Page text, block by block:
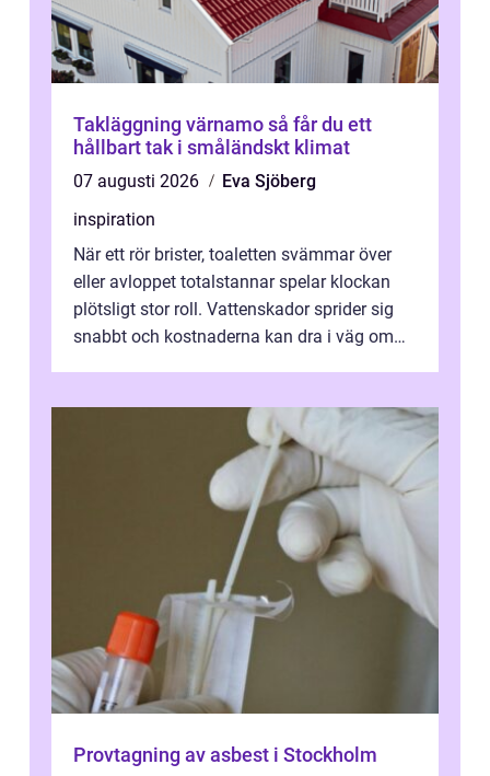
Takläggning värnamo så får du ett
hållbart tak i småländskt klimat
07 augusti 2026
Eva Sjöberg
inspiration
När ett rör brister, toaletten svämmar över
eller avloppet totalstannar spelar klockan
plötsligt stor roll. Vattenskador sprider sig
snabbt och kostnaderna kan dra i väg om
Provtagning av asbest i Stockholm